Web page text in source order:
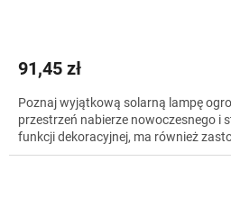
91,45 zł
Poznaj wyjątkową solarną lampę
przestrzeń nabierze nowoczesnego i
funkcji dekoracyjnej, ma również